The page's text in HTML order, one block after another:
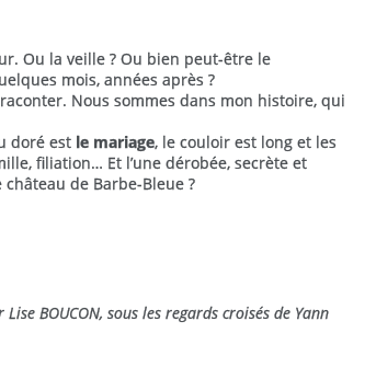
Ou la veille ? Ou bien peut-être le
mois, années après ?
Nous sommes dans mon histoire, qui
doré est le mariage, le couloir est long et les
filiation… Et l’une dérobée, secrète et
de Barbe-Bleue ?
BOUCON, sous les regards croisés de Yann